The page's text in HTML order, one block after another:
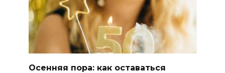
Осенняя пора: как оставаться